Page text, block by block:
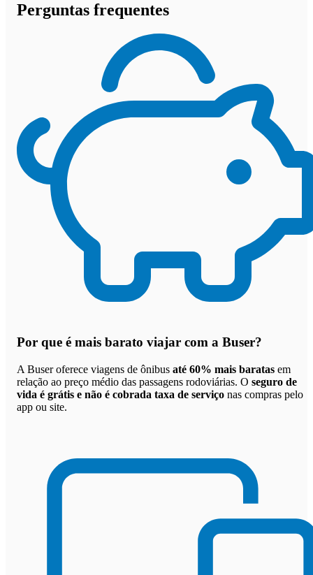
Perguntas frequentes
Por que é mais barato viajar com a Buser?
A Buser oferece viagens de ônibus até 60% mais baratas em
relação ao preço médio das passagens rodoviárias. O seguro de
vida é grátis e não é cobrada taxa de serviço nas compras pelo
app ou site.